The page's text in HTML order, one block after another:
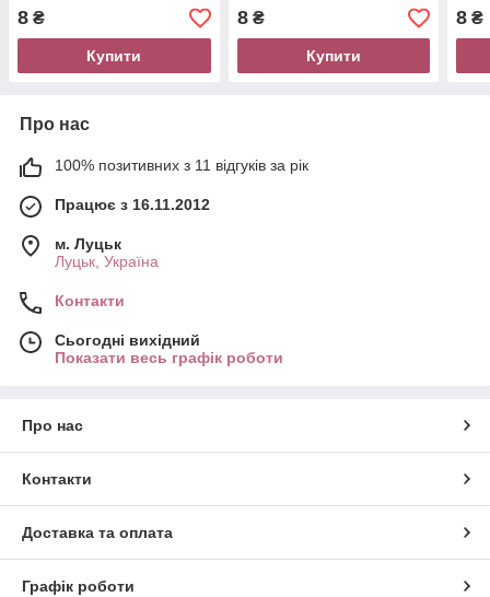
8 ₴
Купити
8₴
Купити
8 ₴
Про нас
100% позитивних з 11 відгуків за рік
Працює з 16.11.2012
м. Луцьк
Луцьк, Україна
Контакти
Сьогодні вихідний
Показати весь графік роботи
Про нас
Контакти
Доставка та оплата
Графік роботи